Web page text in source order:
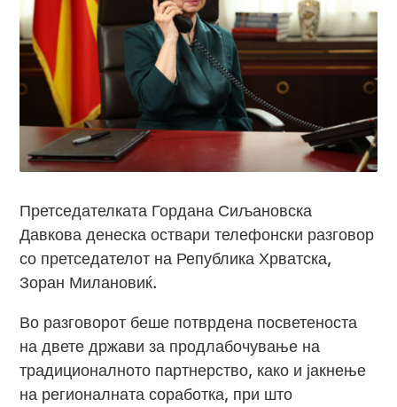
Претседателката Гордана Сиљановска
Давкова денеска оствари телефонски разговор
со претседателот на Република Хрватска,
Зоран Милановиќ.
Во разговорот беше потврдена посветеноста
на двете држави за продлабочување на
традиционалното партнерство, како и јакнење
на регионалната соработка, при што